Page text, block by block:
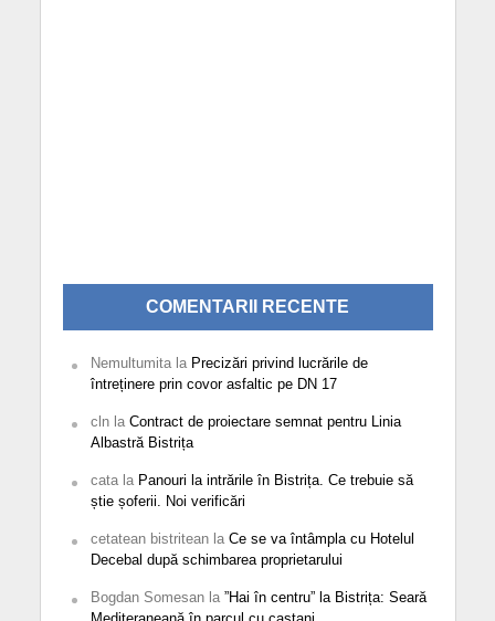
COMENTARII RECENTE
Nemultumitala Precizări privind lucrările de
întreținere prin covor asfaltic pe DN 17
clnla Contract de proiectare semnat pentru Linia
Albastră Bistrița
catala Panouri la intrările în Bistrița. Ce trebuie să
știe șoferii. Noi verificări
cetatean bistriteanla Ce se va întâmpla cu Hotelul
Decebal după schimbarea proprietarului
Bogdan Somesanla ”Hai în centru” la Bistrița: Seară